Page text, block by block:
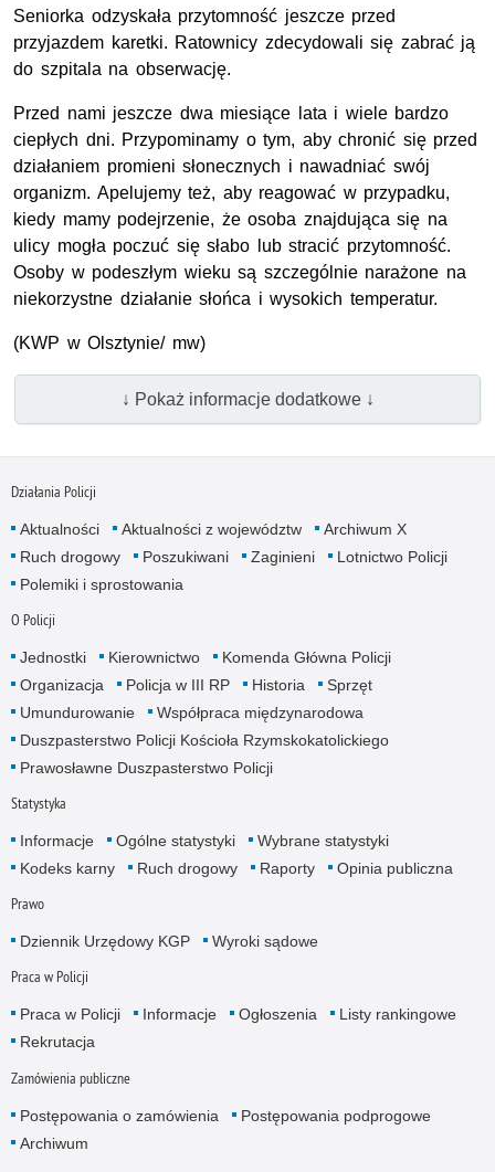
Seniorka odzyskała przytomność jeszcze przed
przyjazdem karetki. Ratownicy zdecydowali się zabrać ją
do szpitala na obserwację.
Przed nami jeszcze dwa miesiące lata i wiele bardzo
ciepłych dni. Przypominamy o tym, aby chronić się przed
działaniem promieni słonecznych i nawadniać swój
organizm. Apelujemy też, aby reagować w przypadku,
kiedy mamy podejrzenie, że osoba znajdująca się na
ulicy mogła poczuć się słabo lub stracić przytomność.
Osoby w podeszłym wieku są szczególnie narażone na
niekorzystne działanie słońca i wysokich temperatur.
(KWP w Olsztynie/ mw)
↓ Pokaż informacje dodatkowe ↓
Działania Policji
Aktualności Aktualności z województw
Archiwum X
Ruch drogowy
Poszukiwani Zaginieni
Lotnictwo Policji
Polemiki i sprostowania
O Policji
Jednostki Kierownictwo
Komenda Główna Policji
Organizacja
Policja w III RP Historia
Sprzęt
Umundurowanie
Współpraca międzynarodowa
Duszpasterstwo Policji Kościoła Rzymskokatolickiego
Prawosławne Duszpasterstwo Policji
Statystyka
Informacje Ogólne statystyki
Wybrane statystyki
Kodeks karny
Ruch drogowy Raporty Opinia publiczna
Prawo
Dziennik Urzędowy KGP Wyroki sądowe
Praca w Policji
Praca w Policji Informacje Ogłoszenia
Listy rankingowe
Rekrutacja
Zamówienia publiczne
Postępowania o zamówienia
Postępowania podprogowe
Archiwum